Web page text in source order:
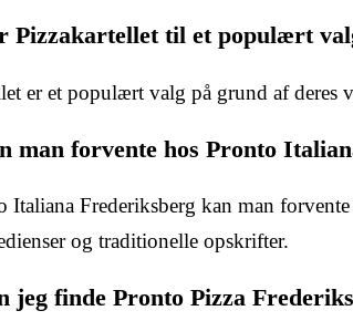
Pizzakartellet til et populært
er et populært valg på grund af deres
man forvente hos Pronto
Italiana Frederiksberg kan man
og traditionelle opskrifter.
jeg finde Pronto Pizza